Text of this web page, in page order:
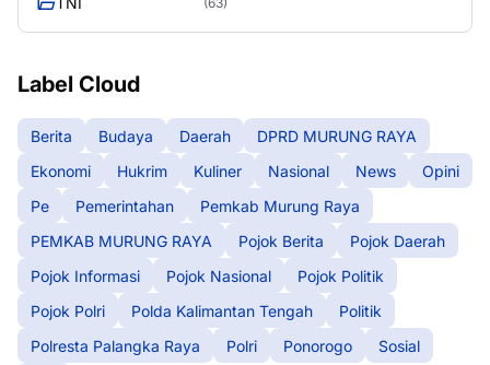
Label Cloud
Berita Budaya Daerah
DPRD MURUNG RAYA
Ekonomi
Hukrim Kuliner Nasional News
Opini
Pe
Pemerintahan
Pemkab Murung Raya
PEMKAB MURUNG RAYA
Pojok Berita
Pojok Daerah
Pojok Informasi
Pojok Nasional
Pojok Politik
Pojok Polri
Polda Kalimantan Tengah
Politik
Polresta Palangka Raya
Polri Ponorogo
Sosial